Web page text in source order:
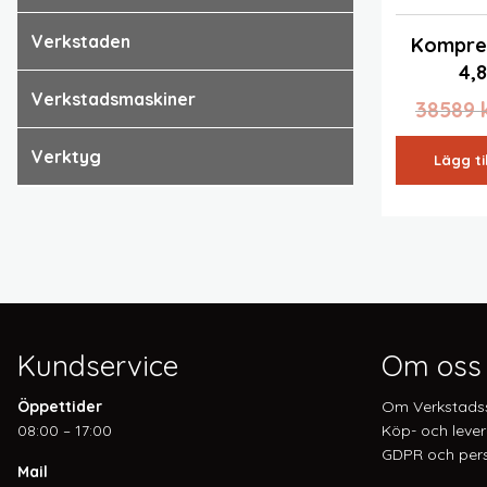
verkstaden
verkstadsmaskiner
verktyg
38589
Lägg
Kundservice
Öppettider
08:00 – 17:00
Mail
Om oss
Om
Köp- och
GDPR och